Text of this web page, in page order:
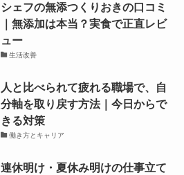
シェフの無添つくりおきの口コミ
｜無添加は本当？実食で正直レビ
ュー
生活改善
人と比べられて疲れる職場で、自
分軸を取り戻す方法｜今日からで
きる対策
働き方とキャリア
連休明け・夏休み明けの仕事立て